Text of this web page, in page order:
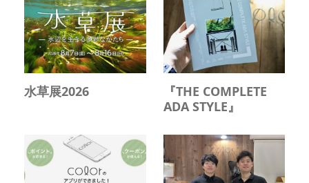
水草展2026
『THE COMPLETE
ADA STYLE』